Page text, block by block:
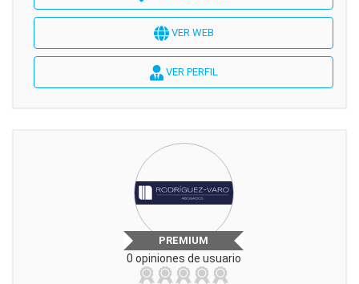
VER WEB
VER PERFIL
PREMIUM
0 opiniones de usuario